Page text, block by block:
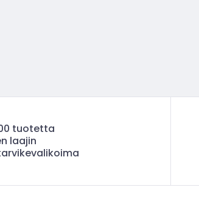
tuotetta
laajin